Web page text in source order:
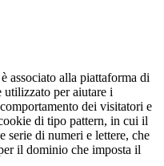
associato alla piattaforma di
per aiutare i
dei visitatori e
di tipo pattern, in cui il
serie di numeri e lettere, che
il dominio che imposta il